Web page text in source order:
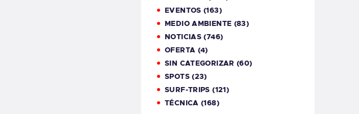
EVENTOS (163)
MEDIO AMBIENTE (83)
NOTICIAS (746)
OFERTA (4)
SIN CATEGORIZAR (60)
SPOTS(23)
SURF-TRIPS (121)
TÉCNICA (168)